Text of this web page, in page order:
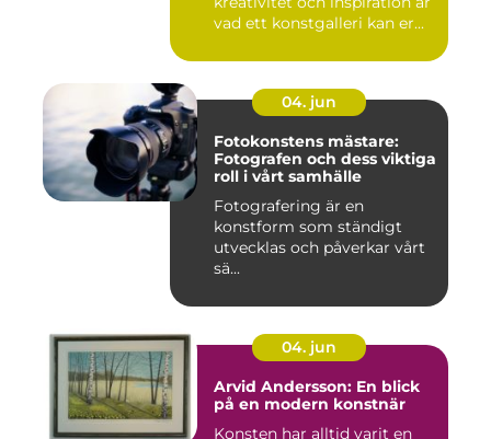
vad ett konstgalleri kan er...
04. jun
Fotokonstens mästare:
Fotografen och dess viktiga
roll i vårt samhälle
Fotografering är en
konstform som ständigt
utvecklas och påverkar vårt
sä...
04. jun
Arvid Andersson: En blick
på en modern konstnär
Konsten har alltid varit en